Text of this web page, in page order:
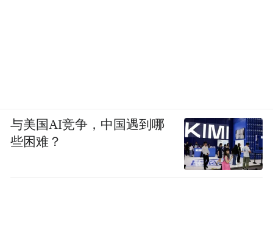
与美国AI竞争，中国遇到哪
些困难？